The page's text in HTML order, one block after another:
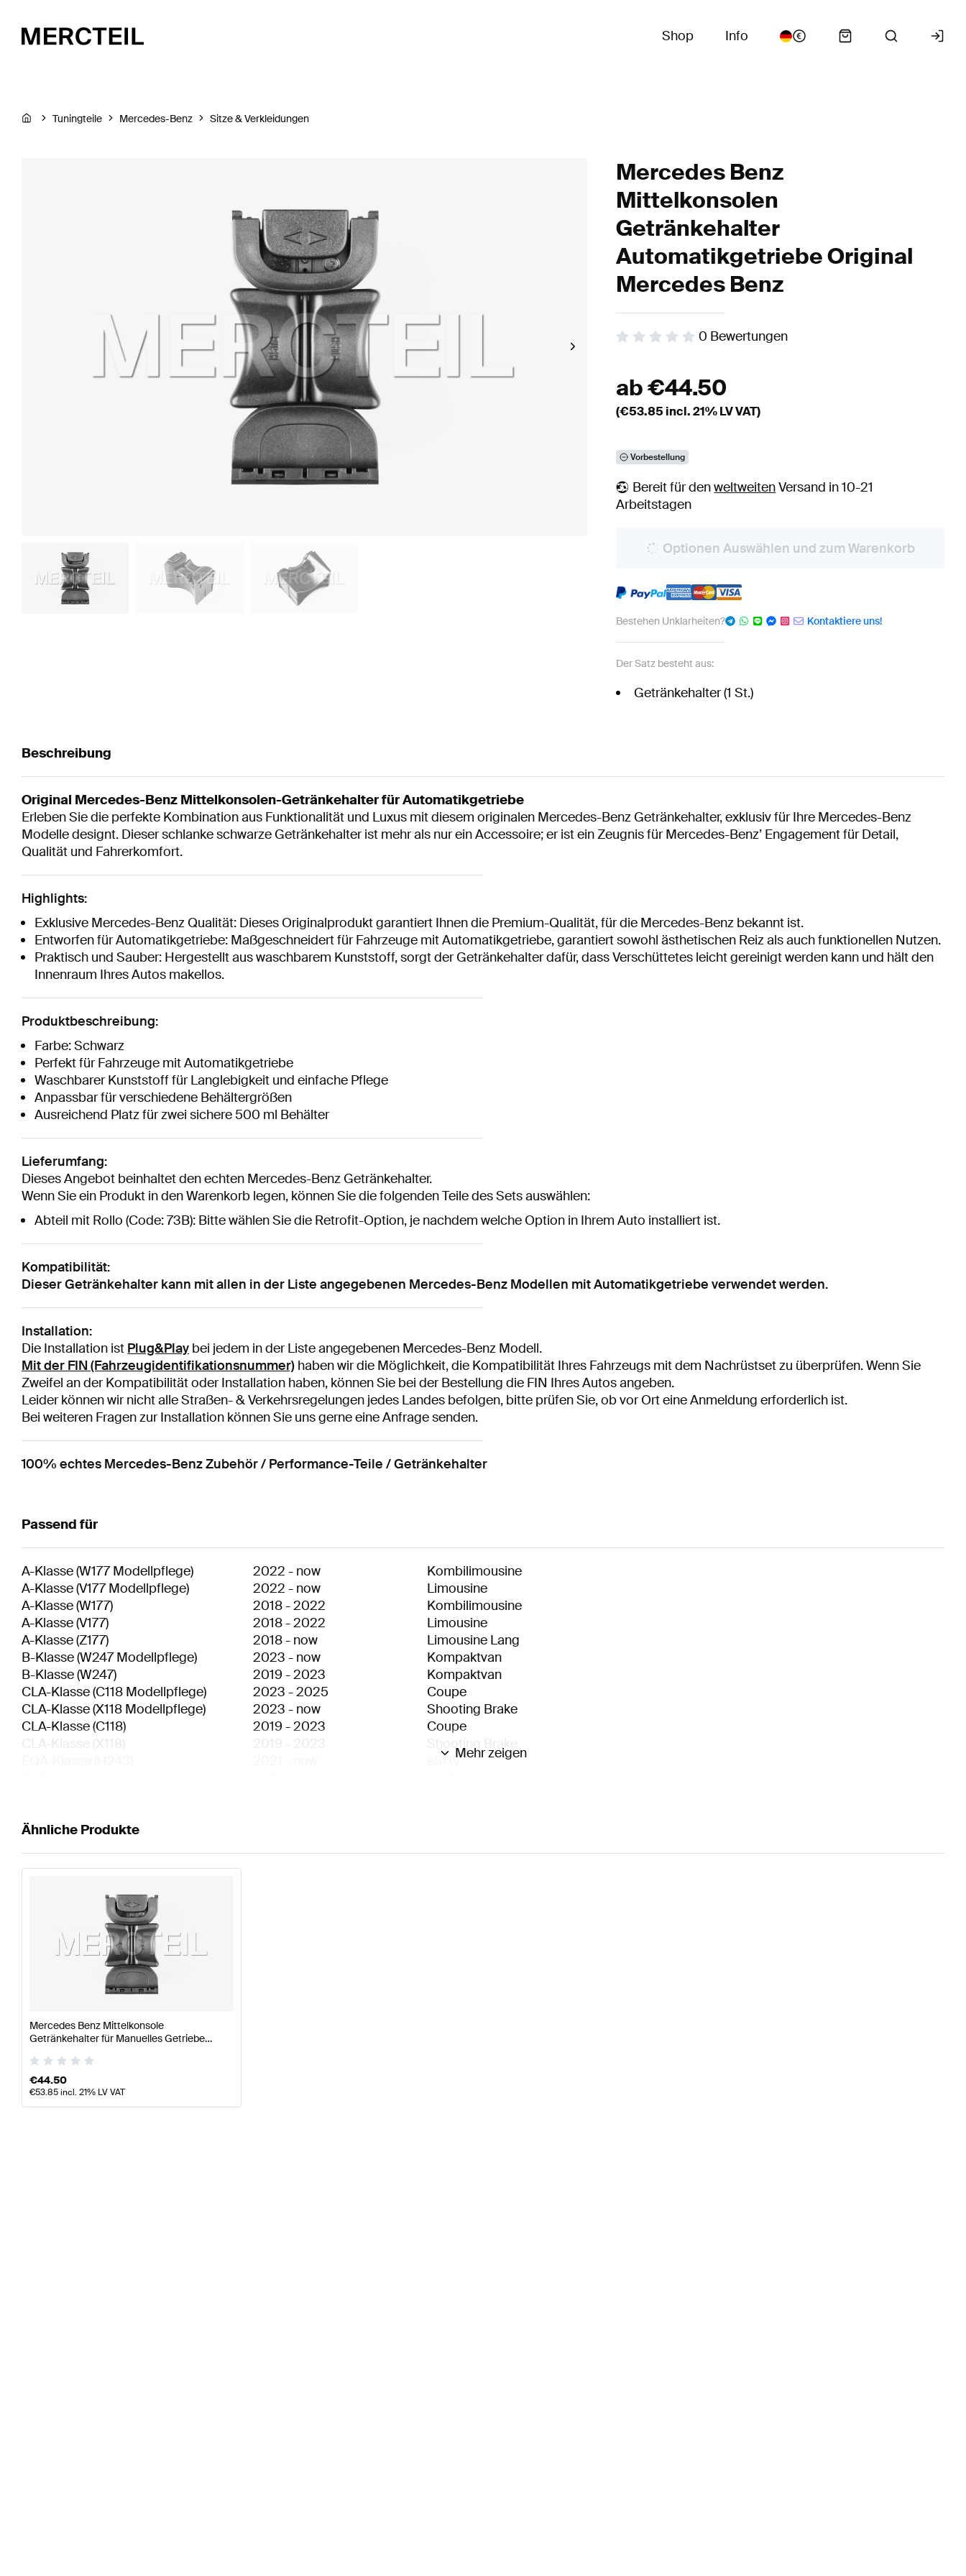
Shop Info
Tuningteile Mercedes-Benz Sitze & Verkleidungen
Mercedes Benz
Mittelkonsolen
Getränkehalter
Automatikgetriebe Original
Mercedes Benz
0 Bewertungen
ab€44.50
(€53.85 incl. 21% LV VAT)
Vorbestellung
Bereit für denweltweitenVersand in 10-21
Arbeitstagen
Optionen Auswählen und zum Warenkorb
Bestehen Unklarheiten? Kontaktiere uns!
Der Satz besteht aus:
Getränkehalter (1 St.)
Beschreibung
Original Mercedes-Benz Mittelkonsolen-Getränkehalter für Automatikgetriebe
Erleben Sie die perfekte Kombination aus Funktionalität und Luxus mit diesem originalen Mercedes-Benz Getränkehalter, exklusiv für Ihre Mercedes-Benz
Modelle designt. Dieser schlanke schwarze Getränkehalter ist mehr als nur ein Accessoire; er ist ein Zeugnis für Mercedes-Benz’ Engagement für Detail,
Qualität und Fahrerkomfort.
Highlights:
Exklusive Mercedes-Benz Qualität: Dieses Originalprodukt garantiert Ihnen die Premium-Qualität, für die Mercedes-Benz bekannt ist.
Entworfen für Automatikgetriebe: Maßgeschneidert für Fahrzeuge mit Automatikgetriebe, garantiert sowohl ästhetischen Reiz als auch funktionellen Nutzen.
Praktisch und Sauber: Hergestellt aus waschbarem Kunststoff, sorgt der Getränkehalter dafür, dass Verschüttetes leicht gereinigt werden kann und hält den
Innenraum Ihres Autos makellos.
Produktbeschreibung:
Farbe: Schwarz
Perfekt für Fahrzeuge mit Automatikgetriebe
Waschbarer Kunststoff für Langlebigkeit und einfache Pflege
Anpassbar für verschiedene Behältergrößen
Ausreichend Platz für zwei sichere 500 ml Behälter
Lieferumfang:
Dieses Angebot beinhaltet den echten Mercedes-Benz Getränkehalter.
Wenn Sie ein Produkt in den Warenkorb legen, können Sie die folgenden Teile des Sets auswählen:
Abteil mit Rollo (Code: 73B): Bitte wählen Sie die Retrofit-Option, je nachdem welche Option in Ihrem Auto installiert ist.
Kompatibilität:
Dieser Getränkehalter kann mit allen in der Liste angegebenen Mercedes-Benz Modellen mit Automatikgetriebe verwendet werden.
Installation:
Die Installation ist Plug&Play bei jedem in der Liste angegebenen Mercedes-Benz Modell.
Mit der FIN (Fahrzeugidentifikationsnummer) haben wir die Möglichkeit, die Kompatibilität Ihres Fahrzeugs mit dem Nachrüstset zu überprüfen. Wenn Sie
Zweifel an der Kompatibilität oder Installation haben, können Sie bei der Bestellung die FIN Ihres Autos angeben.
Leider können wir nicht alle Straßen- & Verkehrsregelungen jedes Landes befolgen, bitte prüfen Sie, ob vor Ort eine Anmeldung erforderlich ist.
Bei weiteren Fragen zur Installation können Sie uns gerne eine Anfrage senden.
100% echtes Mercedes-Benz Zubehör / Performance-Teile / Getränkehalter
Passend für
A-Klasse(W177 Modellpflege) 2022 - now
Kombilimousine
A-Klasse(V177 Modellpflege) 2022 - now
Limousine
A-Klasse(W177) 2018-2022
Kombilimousine
A-Klasse(V177) 2018-2022
Limousine
A-Klasse(Z177) 2018- now
Limousine Lang
B-Klasse(W247 Modellpflege) 2023 - now
Kompaktvan
B-Klasse(W247) 2019 -2023
Kompaktvan
CLA-Klasse(C118 Modellpflege) 2023 -2025
Coupe
CLA-Klasse(X118 Modellpflege) 2023 - now
Shooting Brake
CLA-Klasse(C118) 2019 -2023
Coupe
CLA-Klasse
(X118 2019
Shooting Brake
eSUV
GLB-Klasse(X247 Modellpflege
Mehr zeigen
Ähnliche Produkte
Mercedes Benz Mittelkonsole
Getränkehalter für Manuelles Getriebe
€44.50
€53.85incl. 21% LV VAT